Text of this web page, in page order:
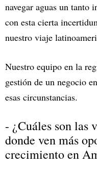
navegar aguas un tanto
con esta cierta
nuestro viaje
Nuestro equipo en la
gestión de un negocio
esas circunstancias.
- ¿Cuáles son las
donde ven más
crecimiento en